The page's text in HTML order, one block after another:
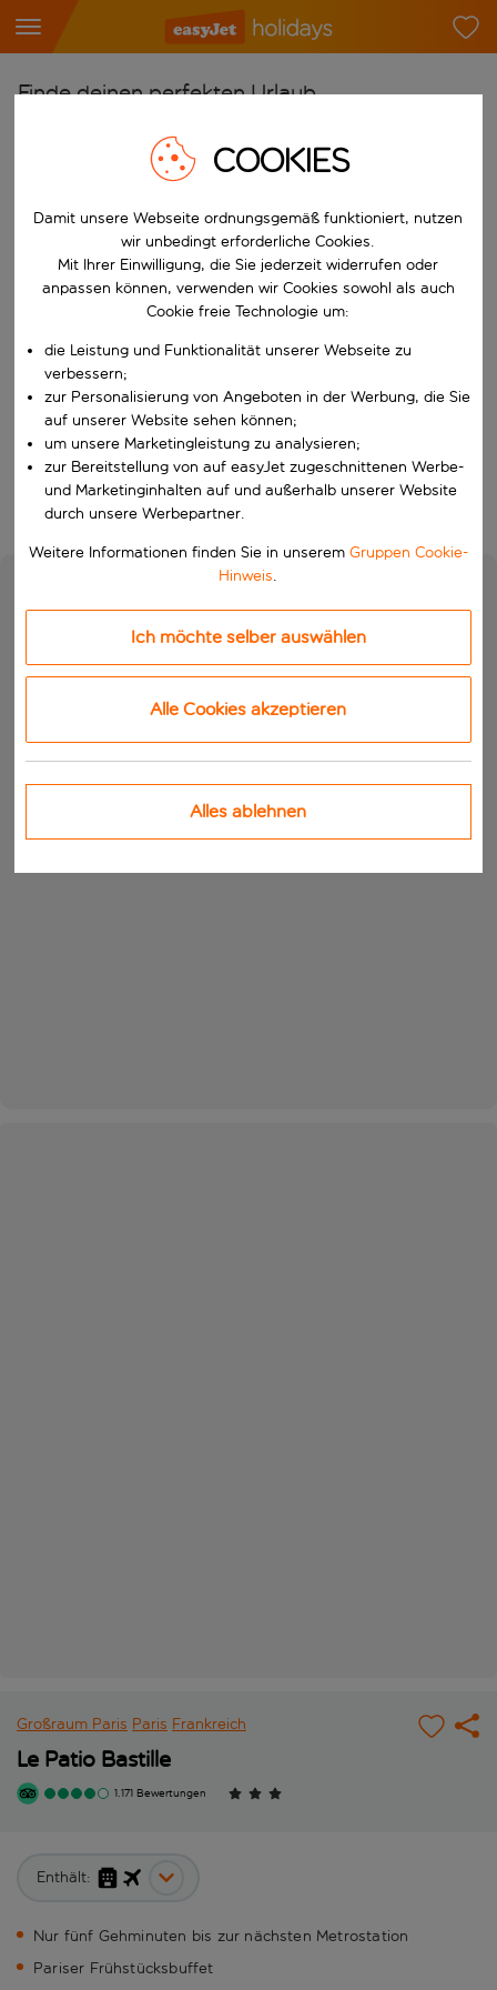
Finde deinen perfekten Urlaub
Beginne mit der Eingabe für die automatische
Flughafen wählen
Beginne mit der Eingabe für die automatische
Reiseziel wählen
Nach
Wähle ein Ab- und Rückflugdatum aus.
Wann
Wer
Suchen
Großraum Paris Paris Frankreich
Le Patio Bastille
1.171 Bewertungen
Enthält:
Nur fünf Gehminuten bis zur nächsten Metrostation
Pariser Frühstücksbuffet
COOKIES
Damit unsere Webseite ordnungsgemäß funktioniert, nutzen
wir unbedingt erforderliche Cookies.
Mit Ihrer Einwilligung, die Sie jederzeit widerrufen oder
anpassen können, verwenden wir Cookies sowohl als auch
Cookie freie Technologie um:
die Leistung und Funktionalität unserer Webseite zu
verbessern;
zur Personalisierung von Angeboten in der Werbung, die Sie
auf unserer Website sehen können;
um unsere Marketingleistung zu analysieren;
zur Bereitstellung von auf easyJet zugeschnittenen Werbe-
und Marketinginhalten auf und außerhalb unserer Website
durch unsere Werbepartner.
Weitere Informationen finden Sie in unserem Gruppen Cookie-
Hinweis.
Ich möchte selber auswählen
Alle Cookies akzeptieren
Alles ablehnen